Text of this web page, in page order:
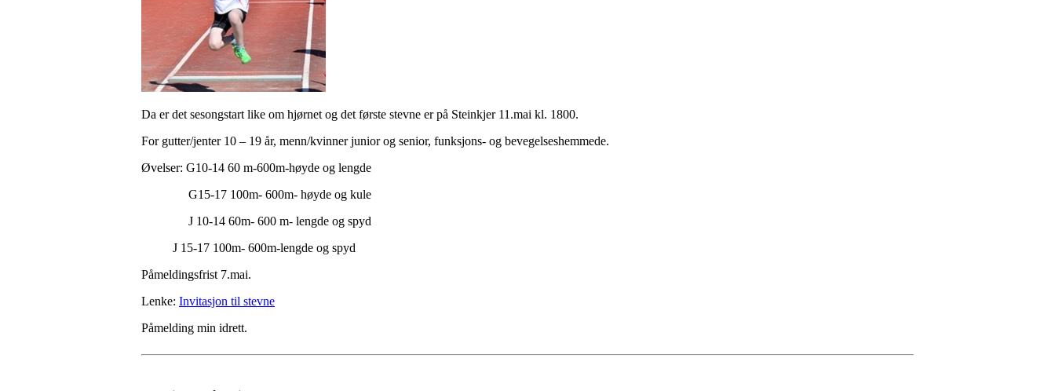
Da er det sesongstart like om hjørnet og det første stevne er på Steinkjer 11.mai kl. 1800.
For gutter/jenter 10 – 19 år, menn/kvinner junior og senior, funksjons- og bevegelseshemmede.
Øvelser: G10-14 60 m-600m-høyde og lengde
G15-17 100m- 600m- høyde og kule
J 10-14 60m- 600 m- lengde og spyd
J 15-17 100m- 600m-lengde og spyd
Påmeldingsfrist 7.mai.
Lenke: Invitasjon til stevne
Påmelding min idrett.